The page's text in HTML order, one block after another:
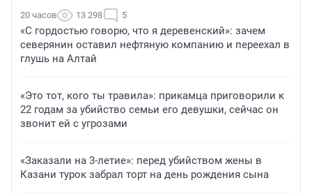
20 часов 13 298 5
«С гордостью говорю, что я деревенский»: зачем
северянин оставил нефтяную компанию и переехал в
глушь на Алтай
«Это тот, кого ты травила»: прикамца приговорили к
22 годам за убийство семьи его девушки, сейчас он
звонит ей с угрозами
«Заказали на 3-летие»: перед убийством жены в
Казани турок забрал торт на день рождения сына